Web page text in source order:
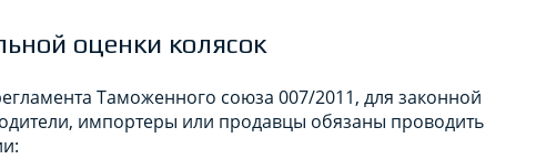
оценки колясок
Таможенного союза 007/2011, для законной
импортеры или продавцы обязаны проводить